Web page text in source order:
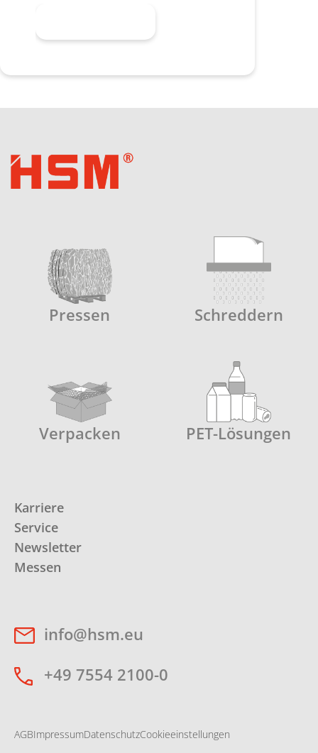
Pressen Schreddern
Verpacken PET-Lösungen
Karriere
Service
Newsletter
Messen
info@hsm.eu
+49 7554 2100-0
AGBImpressumDatenschutzCookieeinstellungen